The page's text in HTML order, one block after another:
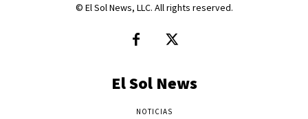
© El Sol News, LLC. All rights reserved.
El Sol News
NOTICIAS